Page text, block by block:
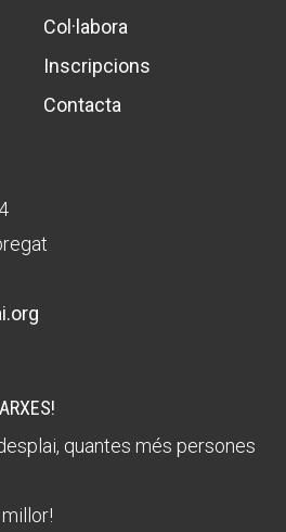
Col·labora
Inscripcions
Contacta
quantes més persones